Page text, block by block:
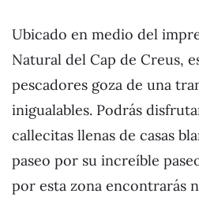
Ubicado en medio del
Natural del Cap de Creus,
pescadores goza de una
inigualables. Podrás
callecitas llenas de casas
paseo por su increíble
por esta zona encontrarás